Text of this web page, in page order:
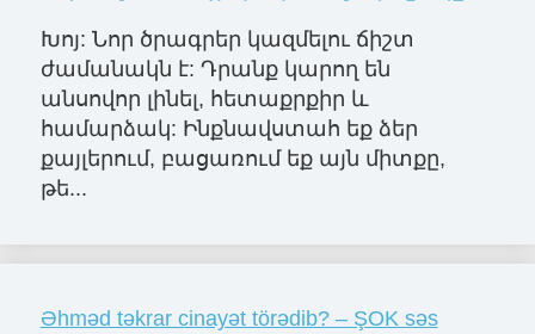
Խոյ: Նոր ծրագրեր կազմելու ճիշտ
ժամանակն է: Դրանք կարող են
անսովոր լինել, հետաքրքիր և
համարձակ: Ինքնավստահ եք ձեր
քայլերում, բացառում եք այն միտքը,
թե...
Əhməd təkrar cinayət törədib? – ŞOK səs